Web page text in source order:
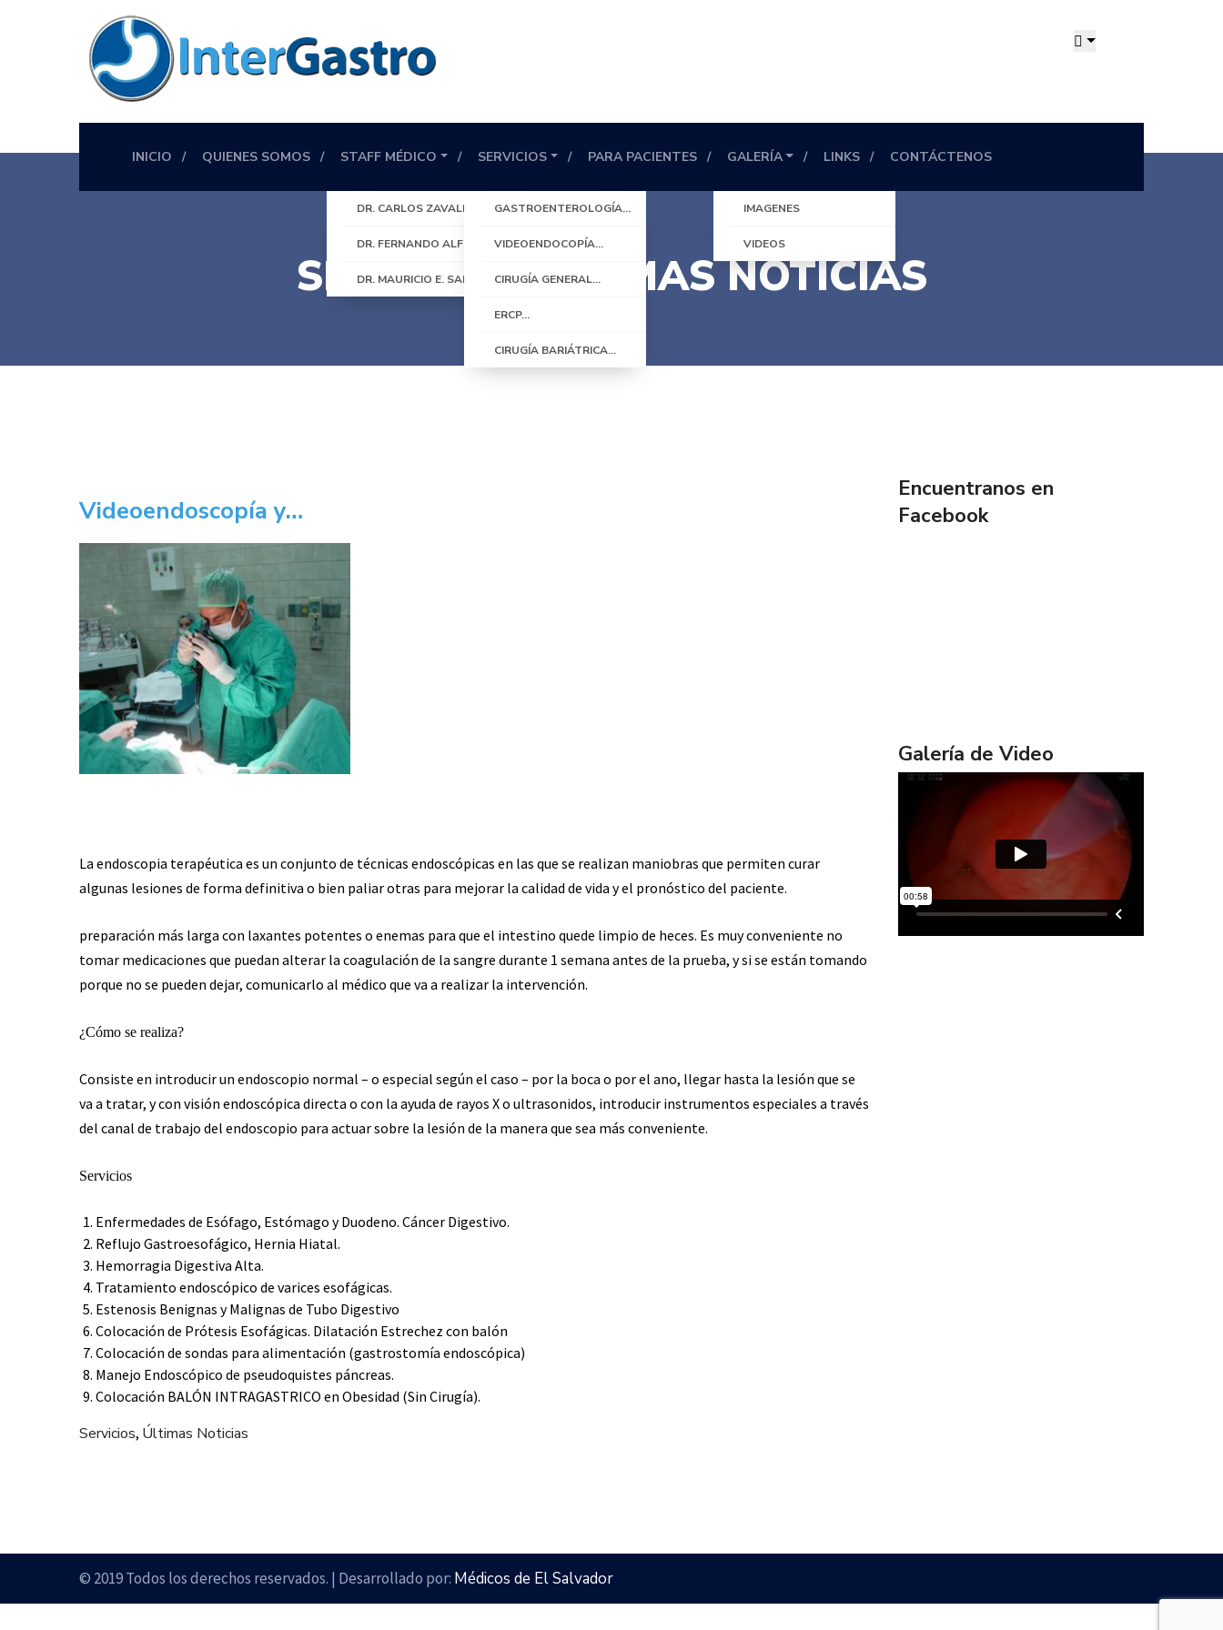
INICIO QUIENES SOMOS STAFF MÉDICO
DR. CARLOS ZAVALETA
DR. FERNANDO ALFREDO QUESADA
DR. MAURICIO E. SANTAMARÍA
SERVICIOS
GASTROENTEROLOGÍA…
VIDEOENDOCOPÍA…
CIRUGÍA GENERAL…
ERCP…
CIRUGÍA BARIÁTRICA…
PARA PACIENTES GALERÍA
IMAGENES
VIDEOS
LINKS CONTÁCTENOS
SERVICIOS ÚLTIMAS NOTICIAS
Videoendoscopía y…
La endoscopia terapéutica es un conjunto de técnicas endoscópicas en las que se realizan maniobras que permiten curar
algunas lesiones de forma definitiva o bien paliar otras para mejorar la calidad de vida y el pronóstico del paciente.
preparación más larga con laxantes potentes o enemas para que el intestino quede limpio de heces. Es muy conveniente no
tomar medicaciones que puedan alterar la coagulación de la sangre durante 1 semana antes de la prueba, y si se están tomando
porque no se pueden dejar, comunicarlo al médico que va a realizar la intervención.
¿Cómo se realiza?
Consiste en introducir un endoscopio normal – o especial según el caso – por la boca o por el ano, llegar hasta la lesión que se
va a tratar, y con visión endoscópica directa o con la ayuda de rayos X o ultrasonidos, introducir instrumentos especiales a través
del canal de trabajo del endoscopio para actuar sobre la lesión de la manera que sea más conveniente.
Servicios
Enfermedades de Esófago, Estómago y Duodeno. Cáncer Digestivo.
Reflujo Gastroesofágico, Hernia Hiatal.
Hemorragia Digestiva Alta.
Tratamiento endoscópico de varices esofágicas.
Estenosis Benignas y Malignas de Tubo Digestivo
Colocación de Prótesis Esofágicas. Dilatación Estrechez con balón
Colocación de sondas para alimentación (gastrostomía endoscópica)
Manejo Endoscópico de pseudoquistes páncreas.
Colocación BALÓN INTRAGASTRICO en Obesidad (Sin Cirugía).
Servicios, Últimas Noticias
Encuentranos en
Facebook
Galería de Video
© 2019 Todos los derechos reservados. | Desarrollado por: Médicos de El Salvador